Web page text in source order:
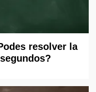
resolver la